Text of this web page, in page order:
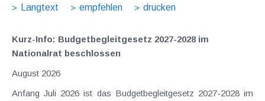
Langtext
empfehlen drucken
Kurz-Info: Budgetbegleitgesetz 2027-2028 im
Nationalrat beschlossen
August 2026
Anfang Juli 2026 ist das Budgetbegleitgesetz 2027-2028 im